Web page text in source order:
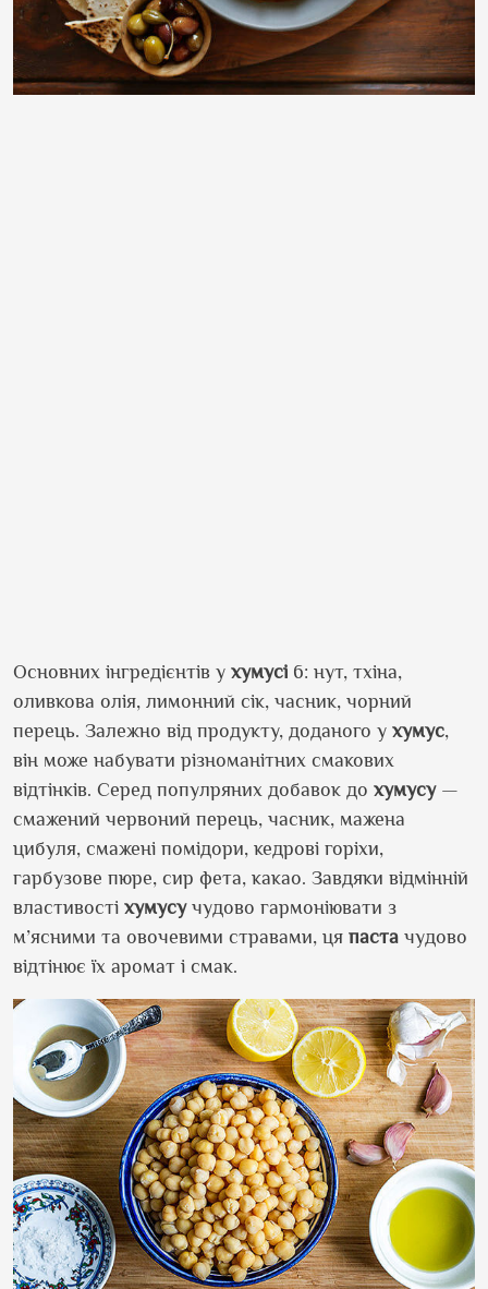
Основних інгредієнтів у хумусі 6: нут, тхіна,
оливкова олія, лимонний сік, часник, чорний
перець. Залежно від продукту, доданого у хумус,
він може набувати різноманітних смакових
відтінків. Серед популряних добавок до хумусу—
смажений червоний перець, часник, мажена
цибуля, смажені помідори, кедрові горіхи,
гарбузове пюре, сир фета, какао. Завдяки відмінній
властивості хумусучудово гармоніювати з
м’ясними та овочевими стравами, ця паста чудово
відтінює їх аромат і смак.